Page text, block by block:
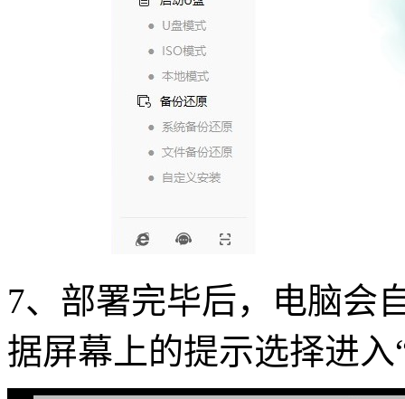
7、部署完毕后，电脑会
据屏幕上的提示选择进入